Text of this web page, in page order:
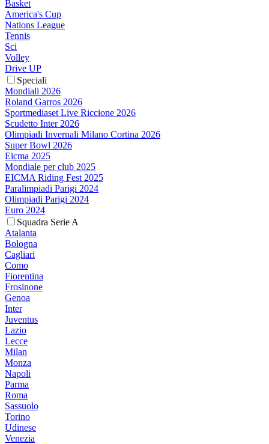
Basket
America's Cup
Nations League
Tennis
Sci
Volley
Drive UP
Speciali
Mondiali 2026
Roland Garros 2026
Sportmediaset Live Riccione 2026
Scudetto Inter 2026
Olimpiadi Invernali Milano Cortina 2026
Super Bowl 2026
Eicma 2025
Mondiale per club 2025
EICMA Riding Fest 2025
Paralimpiadi Parigi 2024
Olimpiadi Parigi 2024
Euro 2024
Squadra Serie A
Atalanta
Bologna
Cagliari
Como
Fiorentina
Frosinone
Genoa
Inter
Juventus
Lazio
Lecce
Milan
Monza
Napoli
Parma
Roma
Sassuolo
Torino
Udinese
Venezia